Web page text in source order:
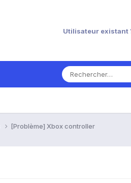
Utilisateur existant
[Problème] Xbox controller